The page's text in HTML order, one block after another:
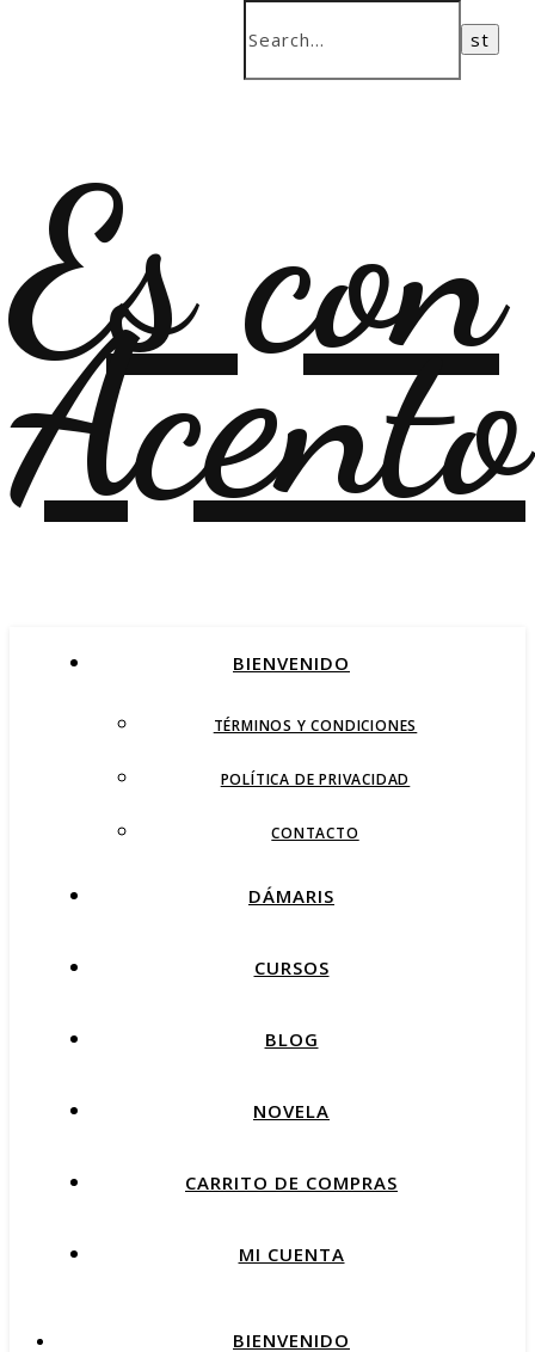
Es con
Acento
BIENVENIDO
TÉRMINOS Y CONDICIONES
POLÍTICA DE PRIVACIDAD
CONTACTO
DÁMARIS
CURSOS
BLOG
NOVELA
CARRITO DE COMPRAS
MI CUENTA
BIENVENIDO